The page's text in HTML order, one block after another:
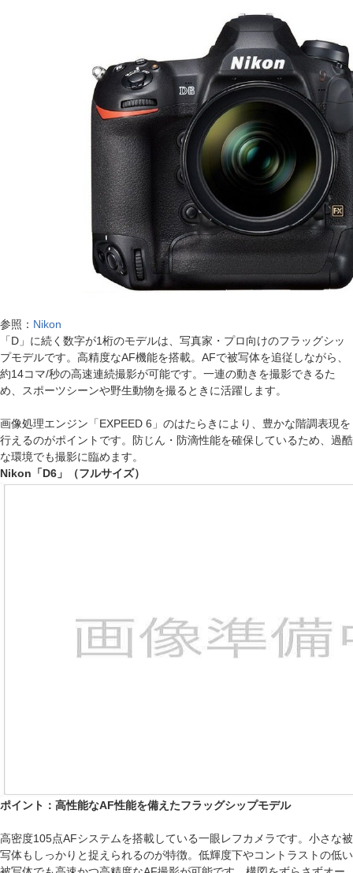
参照： Nikon
「D」に続く数字が1桁のモデルは、写真家・プロ向けのフラッグシッ
プモデルです。高精度なAF機能を搭載。AFで被写体を追従しながら、
約14コマ/秒の高速連続撮影が可能です。一連の動きを撮影できるた
め、スポーツシーンや野生動物を撮るときに活躍します。
画像処理エンジン「EXPEED 6」のはたらきにより、豊かな階調表現を
行えるのがポイントです。防じん・防滴性能を確保しているため、過酷
な環境でも撮影に臨めます。
Nikon「D6」（フルサイズ）
ポイント：高性能なAF性能を備えたフラッグシップモデル
高密度105点AFシステムを搭載している一眼レフカメラです。小さな被
写体もしっかりと捉えられるのが特徴。低輝度下やコントラストの低い